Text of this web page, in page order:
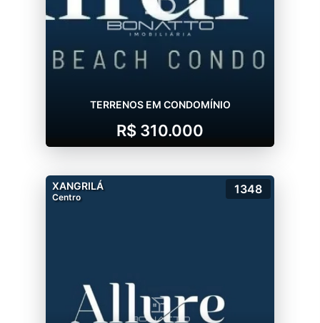
TERRENOS EM CONDOMÍNIO
R$ 310.000
XANGRILÁ
Centro
1348